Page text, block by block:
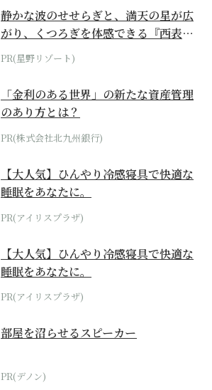
静かな波のせせらぎと、満天の星が広
がり、くつろぎを体感できる『西表島
ホテル by...
PR(星野リゾート)
「金利のある世界」の新たな資産管理
のあり方とは？
PR(株式会社北九州銀行)
【大人気】ひんやり冷感寝具で快適な
睡眠をあなたに。
PR(アイリスプラザ)
【大人気】ひんやり冷感寝具で快適な
睡眠をあなたに。
PR(アイリスプラザ)
部屋を沼らせるスピーカー
PR(デノン)